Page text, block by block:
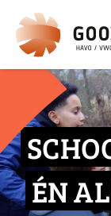
naar
inhoud
De school
Onderwijs
Ouders
Leerlingen
ÉN